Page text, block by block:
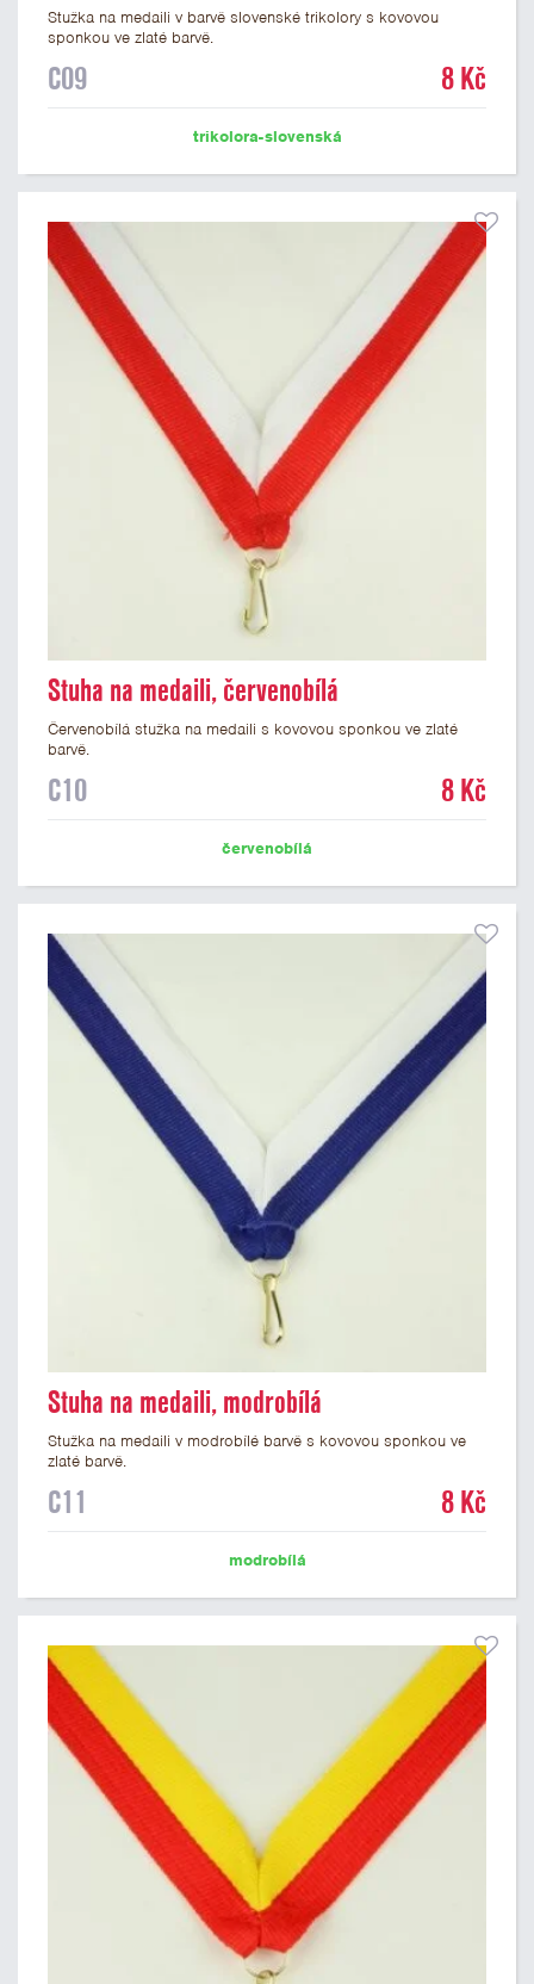
Stužka na medaili v barvě slovenské trikolory s kovovou
sponkou ve zlaté barvě.
C09 8 Kč
trikolora-slovenská
Stuha na medaili, červenobílá
Červenobílá stužka na medaili s kovovou sponkou ve zlaté
barvě.
C10 8 Kč
červenobílá
Stuha na medaili, modrobílá
Stužka na medaili v modrobílé barvě s kovovou sponkou ve
zlaté barvě.
C11 8 Kč
modrobílá